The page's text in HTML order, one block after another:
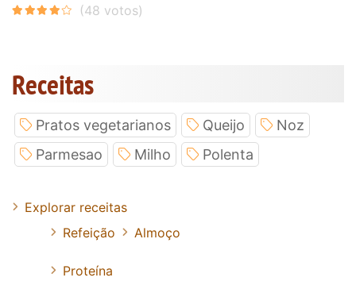
Receitas
Pratos vegetarianos Queijo
Noz
Parmesao
Milho Polenta
Explorar receitas
Refeição
Almoço
Proteína